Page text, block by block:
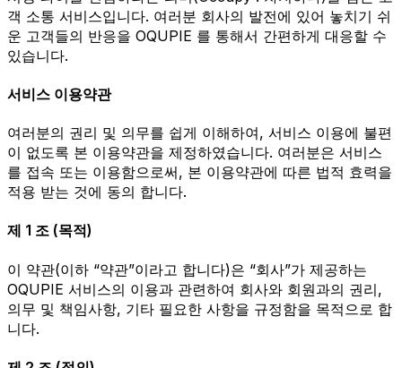
객 소통 서비스입니다. 여러분 회사의 발전에 있어 놓치기 쉬
운 고객들의 반응을 OQUPIE 를 통해서 간편하게 대응할 수
있습니다.
서비스 이용약관
여러분의 권리 및 의무를 쉽게 이해하여, 서비스 이용에 불편
이 없도록 본 이용약관을 제정하였습니다. 여러분은 서비스
를 접속 또는 이용함으로써, 본 이용약관에 따른 법적 효력을
적용 받는 것에 동의 합니다.
제 1 조 (목적)
이 약관(이하 “약관”이라고 합니다)은 “회사”가 제공하는
OQUPIE 서비스의 이용과 관련하여 회사와 회원과의 권리,
의무 및 책임사항, 기타 필요한 사항을 규정함을 목적으로 합
니다.